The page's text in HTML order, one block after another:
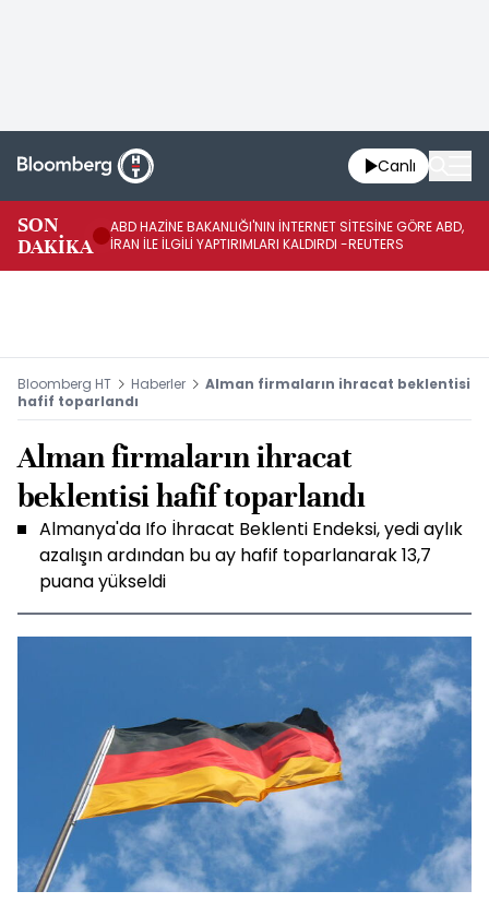
Canlı
SON
DAKİKA
ABD HAZİNE BAKANLIĞI'NIN İNTERNET SİTESİNE GÖRE ABD,
İRAN İLE İLGİLİ YAPTIRIMLARI KALDIRDI -REUTERS
Bloomberg HT Haberler
Alman firmaların ihracat beklentisi
hafif toparlandı
Alman firmaların ihracat
beklentisi hafif toparlandı
Almanya'da Ifo İhracat Beklenti Endeksi, yedi aylık
azalışın ardından bu ay hafif toparlanarak 13,7
puana yükseldi